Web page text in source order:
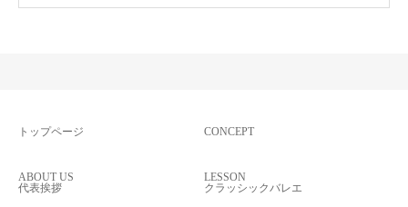
トップページ CONCEPT
ABOUT US
代表挨拶
LESSON
クラッシックバレエ